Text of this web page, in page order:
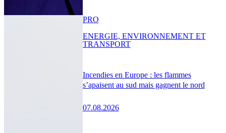
Incendies en Europe : les flammes
s’apaisent au sud mais gagnent le nord
07.08.2026
PRO
ENERGIE, ENVIRONNEMENT ET
TRANSPORT